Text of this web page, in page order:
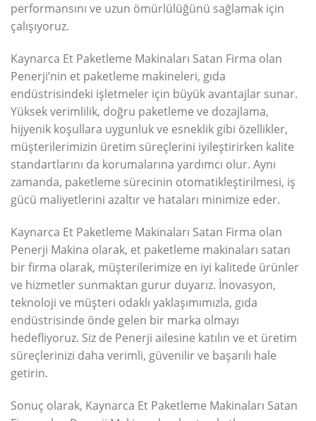
performansını ve uzun ömürlülüğünü sağlamak için
çalışıyoruz.
Kaynarca Et Paketleme Makinaları Satan Firma olan
Penerji’nin et paketleme makineleri, gıda
endüstrisindeki işletmeler için büyük avantajlar sunar.
Yüksek verimlilik, doğru paketleme ve dozajlama,
hijyenik koşullara uygunluk ve esneklik gibi özellikler,
müşterilerimizin üretim süreçlerini iyileştirirken kalite
standartlarını da korumalarına yardımcı olur. Aynı
zamanda, paketleme sürecinin otomatikleştirilmesi, iş
gücü maliyetlerini azaltır ve hataları minimize eder.
Kaynarca Et Paketleme Makinaları Satan Firma olan
Penerji Makina olarak, et paketleme makinaları satan
bir firma olarak, müşterilerimize en iyi kalitede ürünler
ve hizmetler sunmaktan gurur duyarız. İnovasyon,
teknoloji ve müşteri odaklı yaklaşımımızla, gıda
endüstrisinde önde gelen bir marka olmayı
hedefliyoruz. Siz de Penerji ailesine katılın ve et üretim
süreçlerinizi daha verimli, güvenilir ve başarılı hale
getirin.
Sonuç olarak, Kaynarca Et Paketleme Makinaları Satan